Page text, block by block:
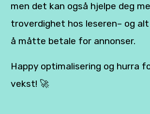
men det kan også hjelpe deg
troverdighet hos leseren– og
å måtte betale for annonser.
Happy optimalisering og hurra
vekst! 🚀